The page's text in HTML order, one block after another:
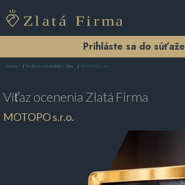
Prihláste sa do súťaže
Domov Predajca automobilov Žilina MOTOPO s.r.o.
Víťaz ocenenia Zlatá Firma
MOTOPO s.r.o.